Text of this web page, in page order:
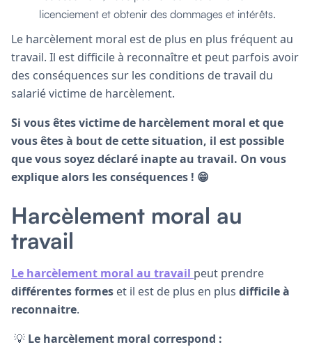
licenciement et obtenir des dommages et intérêts.
Le harcèlement moral est de plus en plus fréquent au
travail. Il est difficile à reconnaître et peut parfois avoir
des conséquences sur les conditions de travail du
salarié victime de harcèlement.
Si vous êtes victime de harcèlement moral et que
vous êtes à bout de cette situation, il est possible
que vous soyez déclaré inapte au travail. On vous
explique alors les conséquences ! 😁
Harcèlement moral au
travail
Le harcèlement moral au travail peut prendre
différentes formes et il est de plus en plus difficile à
reconnaitre.
💡 Le harcèlement moral correspond :